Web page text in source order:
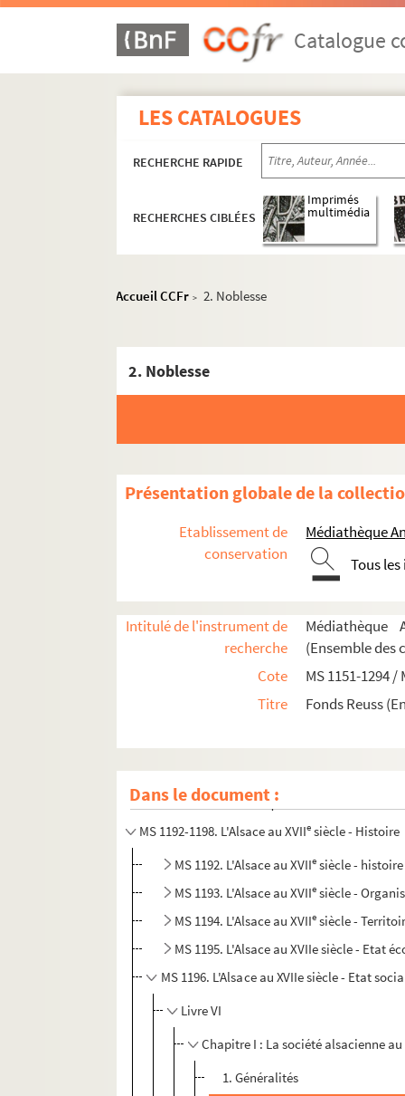
Catalogue
LES CATALOGUES
RECHERCHE RAPIDE
RECHERCHES CIBLÉES
Imprimés
multimédia
Accueil CCFr > 2. Noblesse
2. Noblesse
Présentation globale de la
Etablissement de
conservation
Médiathèque
Tous
Intitulé de l'instrument de
recherche
Médiathèque
(Ensemble des
Cote
MS 1151-1294 /
Titre
Fonds Reuss
Dans le document :
MS 1156-1183. La politique française en
MS 1184-1186. Histoire d'Alsace
MS 1187-1191. Alsatiques divers
MS 1192-1198. L'Alsace au XVIIe siècle - Histoire
MS 1192. L'Alsace au XVIIe siècle - histoire
MS 1193. L'Alsace au XVIIe siècle -
MS 1194. L'Alsace au XVIIe siècle -
MS 1195. L'Alsace au XVIIe siècle - Etat
MS 1196. L'Alsace au XVIIe siècle - Etat
Livre VI
Chapitre I : La société alsacienne au
1. Généralités